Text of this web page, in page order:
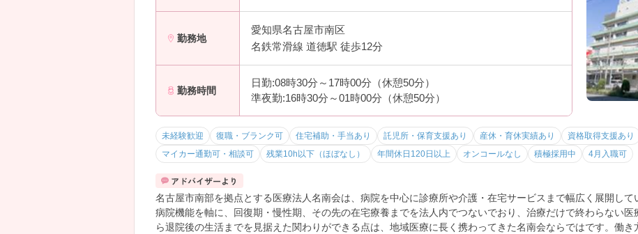
勤務地
愛知県名古屋市南区
名鉄常滑線 道徳駅 徒歩12分
勤務時間
日勤:08時30分～17時00分（休憩50分）
準夜勤:16時30分～01時00分（休憩50分）
未経験歓迎 復職・ブランク可 住宅補助・手当あり 託児所・保育支援あり 産休・育休実績あり 資格取得支援あり
マイカー通勤可・相談可
残業10h以下（ほぼなし） 年間休日120日以上 オンコールなし 積極採用中 4月入職可
名古屋市南部を拠点とする医療法人名南会は、病院を中心に診療所や介護・在宅サービスまで幅広く展開して
病院機能を軸に、回復期・慢性期、その先の在宅療養までを法人内でつないでおり、治療だけで終わらない
ら退院後の生活までを見据えた関わりができる点は、地域医療に長く携わってきた名南会ならではです。働